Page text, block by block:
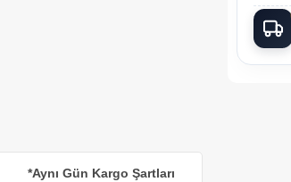
*Aynı Gün Kargo Şartları